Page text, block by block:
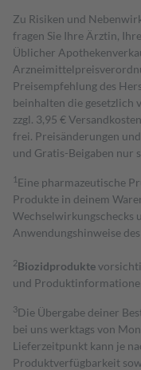
Zu Risiken und
fragen Sie Ihre Ärztin,
Üblicher
Preisempfehlung des
beinhalten die gesetzlich
zzgl. 3,95 €
frei. Preisänderungen
und Gratis-Beigaben nur
1 Eine pharmazeutische
Produkte in deinem
Wechselwirkungschecks
Anwendungshinweise
2Biozidprodukte
und
3Die Übergabe deiner
bei uns werktags von
Lieferzeitpunkt kann je
Produktverfügbarkeit